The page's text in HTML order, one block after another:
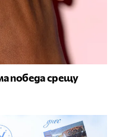
победа срещу